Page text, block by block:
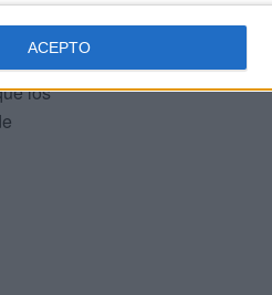
ACEPTO
los